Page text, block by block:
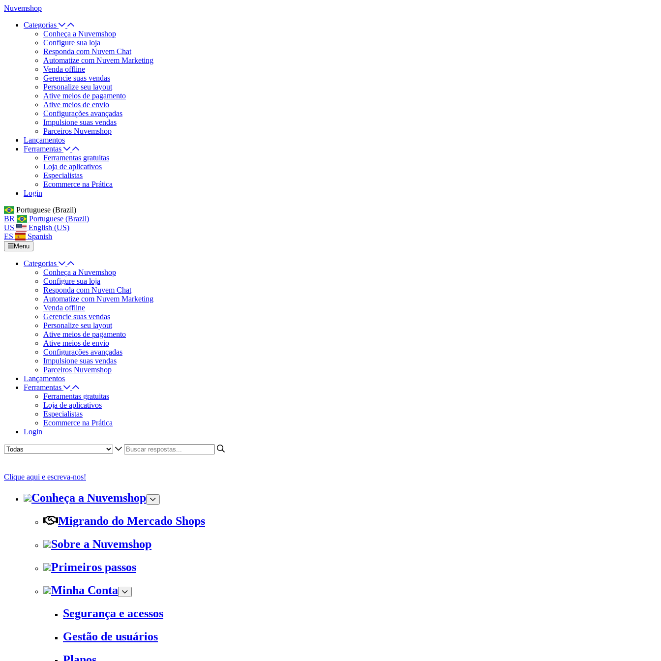
Nuvemshop
Categorias
Conheça a Nuvemshop
Configure sua loja
Responda com Nuvem Chat
Automatize com Nuvem Marketing
Venda offline
Gerencie suas vendas
Personalize seu layout
Ative meios de pagamento
Ative meios de envio
Configurações avançadas
Impulsione suas vendas
Parceiros Nuvemshop
Lançamentos
Ferramentas
Ferramentas gratuitas
Loja de aplicativos
Especialistas
Ecommerce na Prática
Login
Portuguese (Brazil)
BR
Portuguese (Brazil)
US
English (US)
ES
Spanish
Menu
Categorias
Conheça a Nuvemshop
Configure sua loja
Responda com Nuvem Chat
Automatize com Nuvem Marketing
Venda offline
Gerencie suas vendas
Personalize seu layout
Ative meios de pagamento
Ative meios de envio
Configurações avançadas
Impulsione suas vendas
Parceiros Nuvemshop
Lançamentos
Ferramentas
Ferramentas gratuitas
Loja de aplicativos
Especialistas
Ecommerce na Prática
Login
Clique aqui e escreva-nos!
Conheça a Nuvemshop
Migrando do Mercado Shops
Sobre a Nuvemshop
Primeiros passos
Minha Conta
Segurança e acessos
Gestão de usuários